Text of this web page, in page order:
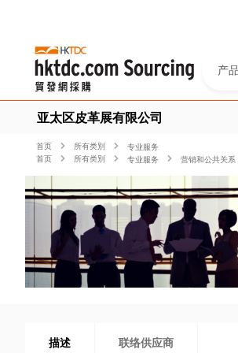
产品
亚太区皮革展有限公司
首页 所有类別
专业服务
首页
所有类別 专业服务 营销和公共关系
描述 联络供应商